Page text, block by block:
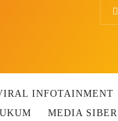
INFOTAINMENT
MEDIA SIBER